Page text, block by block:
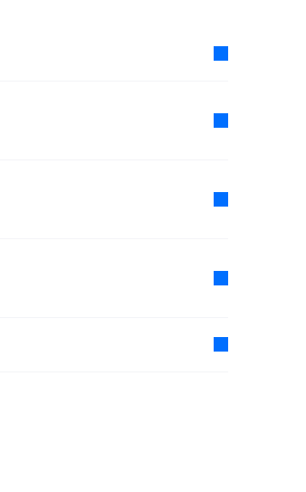
wir leiten alles Nötige für
Angebot.
Wunschadresse in der